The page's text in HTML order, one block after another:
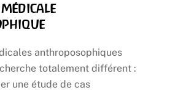
anthroposophiques
totalement différent :
une étude de cas